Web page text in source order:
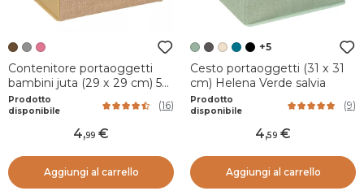
Contenitore portaoggetti
bambini juta (29 x 29 cm) 5
pon pon Marrone
Prodotto
disponibile
(16)
4,99
Aggiungi al carrello
+5
Cesto portaoggetti (31 x 31
cm) Helena Verde salvia
Prodotto
disponibile
(9)
4,59
Aggiungi al carrello